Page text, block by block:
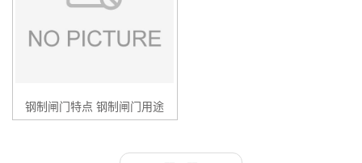
钢制闸门特点 钢制闸门用途